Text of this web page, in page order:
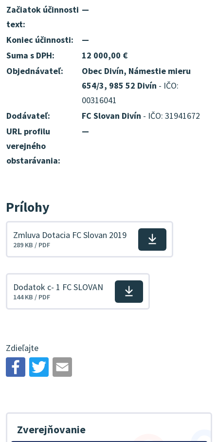
Začiatok účinnosti
text:
—
Koniec účinnosti:
—
Suma s DPH:
12 000,00 €
Objednávateľ:
Obec Divín, Námestie mieru
654/3, 985 52 Divín - IČO:
00316041
Dodávateľ:
FC Slovan Divín - IČO: 31941672
URL profilu
verejného
obstarávania:
—
Prílohy
Stiahnuť
Zmluva Dotacia FC Slovan 2019
289 KB / PDF
Stiahnuť
Dodatok c- 1 FC SLOVAN
144 KB / PDF
Zdieľajte
Zverejňovanie